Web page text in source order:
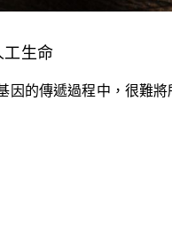
工生命
因的傳遞過程中，很難將